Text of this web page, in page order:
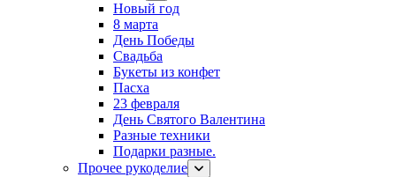
Новый год
8 марта
День Победы
Свадьба
Букеты из конфет
Пасха
23 февраля
День Святого Валентина
Разные техники
Подарки разные.
Прочее рукоделие